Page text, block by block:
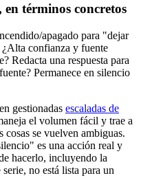
términos concretos
apagado para "dejar
confianza y fuente
Redacta una respuesta para
Permanece en silencio
gestionadas escaladas de
el volumen fácil y trae a
cosas se vuelven ambiguas.
es una acción real y
hacerlo, incluyendo la
serie, no está lista para un